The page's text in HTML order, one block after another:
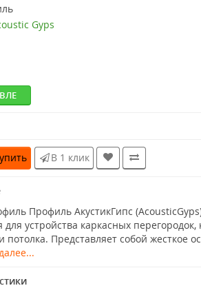
Gyps
В 1 клик
Профиль АкустикГипс
устройства каркасных
потолка. Представляет собой жесткое